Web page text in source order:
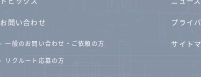
お問い合わせ
一般のお問い合わせ・ご依頼の方
リクルート応募の方
プライ
サイト